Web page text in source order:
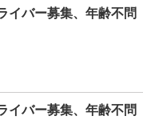
イバー募集、年齢不問
イバー募集、年齢不問